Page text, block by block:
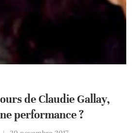
de Claudie Gallay,
performance ?